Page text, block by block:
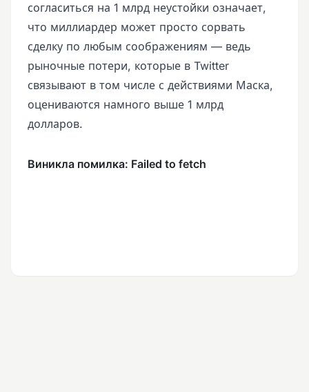
согласиться на 1 млрд неустойки означает,
что миллиардер может просто сорвать
сделку по любым соображениям — ведь
рыночные потери, которые в Twitter
связывают в том числе с действиями Маска,
оцениваются намного выше 1 млрд
долларов.